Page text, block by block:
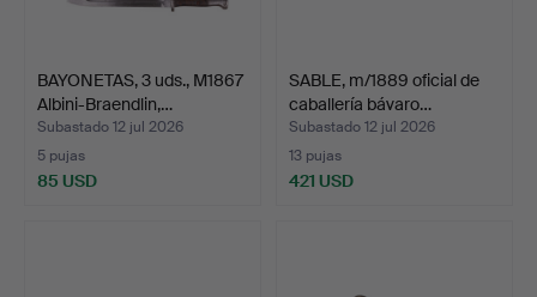
BAYONETAS, 3 uds., M1867
Albini-Braendlin,…
Subastado 12 jul 2026
5 pujas
85 USD
SABLE, m/1889 oficial de
caballería bávaro…
Subastado 12 jul 2026
13 pujas
421 USD